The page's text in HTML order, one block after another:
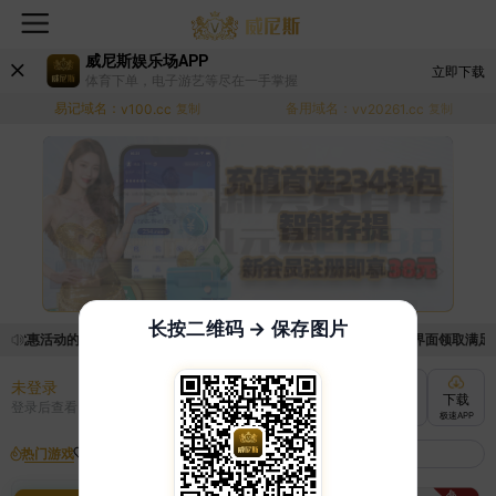
威尼斯娱乐场APP
体育下单，电子游艺等尽在一手掌握
立即下载
易记域名： v100.cc 复制 备用域名： vv20261.cc 复制
优惠活动的手续麻烦，已新增优惠系统，现在可以前往【福利中心】界面领取满
未登录
登录后查看 充值
快速到账
下载
极速APP
热门游戏
长按二维码 → 保存图片